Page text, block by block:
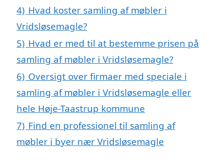
4) Hvad koster samling af møbler i
Vridsløsemagle?
5) Hvad er med til at bestemme prisen på
samling af møbler i Vridsløsemagle?
6) Oversigt over firmaer med speciale i
samling af møbler i Vridsløsemagle eller
hele Høje-Taastrup kommune
7) Find en professionel til samling af
møbler i byer nær Vridsløsemagle